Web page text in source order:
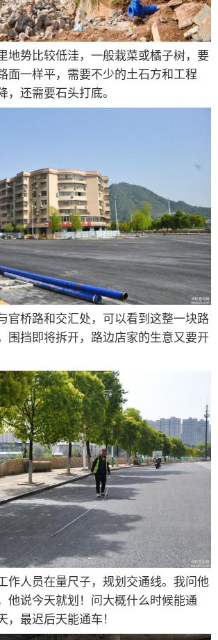
势比较低洼，一般栽菜或橘子树，要
面一样平，需要不少的土石方和工程
，还需要石头打底。
桥路和交汇处，可以看到这整一块路
围挡即将拆开，路边店家的生意又要开
人员在量尺子，规划交通线。我问他
他说今天就划！问大概什么时候能通
，最迟后天能通车！